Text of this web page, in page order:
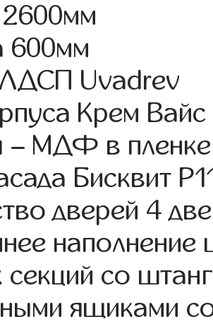
600мм
Uvadrev
Крем Вайс
– МДФ в
Бисквит
дверей 4
секций со
ящиками